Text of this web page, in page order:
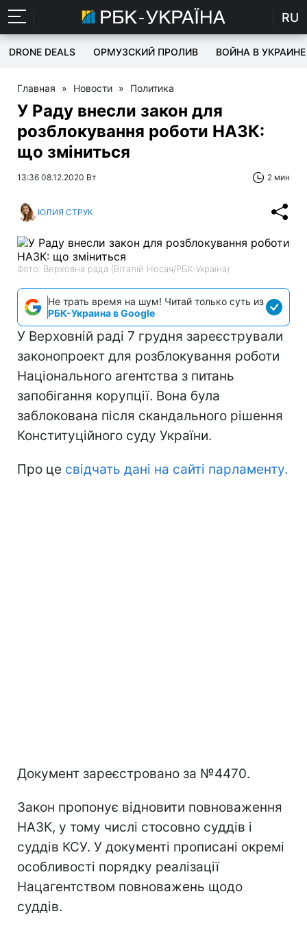
RU
DRONE DEALS ОРМУЗСКИЙ ПРОЛИВ ВОЙНА В УКРАИНЕ
Главная » Новости » Политика
У Раду внесли закон для
розблокування роботи НАЗК:
що зміниться
13:36 08.12.2020 Вт 2 мин
ЮЛИЯ СТРУК
Фото: Верховна рада (Віталій Носач/РБК-Україна)
Не трать время на шум! Читай только суть из
РБК-Украина в Google
У Верховній раді 7 грудня зареєстрували
законопроект для розблокування роботи
Національного агентства з питань
запобігання корупції. Вона була
заблокована після скандального рішення
Конституційного суду України.
Про це свідчать дані на сайті парламенту.
Документ зареєстровано за №4470.
Закон пропонує відновити повноваження
НАЗК, у тому числі стосовно суддів і
суддів КСУ. У документі прописані окремі
особливості порядку реалізації
Нацагентством повноважень щодо
суддів.